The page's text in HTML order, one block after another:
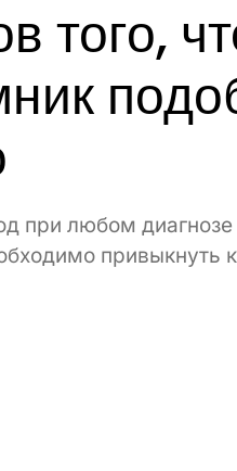
того,
при любом
привыкнуть